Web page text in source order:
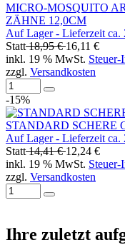
MICRO-MOSQUITO
ZÄHNE 12,0CM
Auf Lager - Lieferzeit ca.
Statt18,95 €16,11 €
inkl. 19 % MwSt. Steuer-
zzgl. Versandkosten
-15%
STANDARD SCHERE
Auf Lager - Lieferzeit ca.
Statt14,41 €12,24 €
inkl. 19 % MwSt. Steuer-
zzgl. Versandkosten
Ihre zuletzt